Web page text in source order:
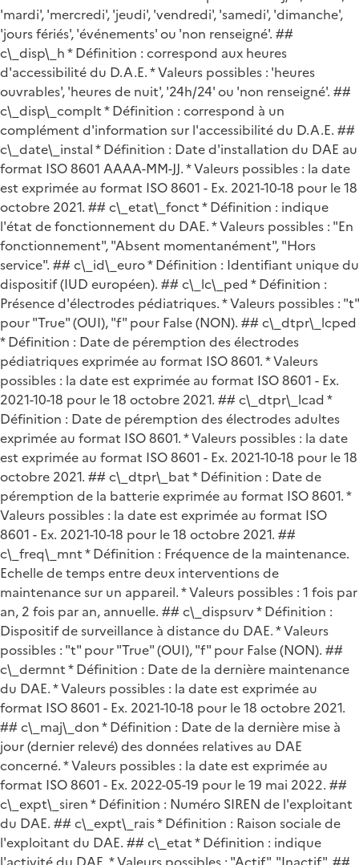
'mardi', 'mercredi', 'jeudi', 'vendredi', 'samedi', 'dimanche',
'jours fériés', 'événements' ou 'non renseigné'. ##
c\_disp\_h * Définition : correspond aux heures
d'accessibilité du D.A.E. * Valeurs possibles : 'heures
ouvrables', 'heures de nuit', '24h/24' ou 'non renseigné'. ##
c\_disp\_complt * Définition : correspond à un
complément d'information sur l'accessibilité du D.A.E. ##
c\_date\_instal * Définition : Date d'installation du DAE au
format ISO 8601 AAAA-MM-JJ. * Valeurs possibles : la date
est exprimée au format ISO 8601 - Ex. 2021-10-18 pour le 18
octobre 2021. ## c\_etat\_fonct * Définition : indique
l'état de fonctionnement du DAE. * Valeurs possibles : "En
fonctionnement", "Absent momentanément", "Hors
service". ## c\_id\_euro * Définition : Identifiant unique du
dispositif (IUD européen). ## c\_lc\_ped * Définition :
Présence d'électrodes pédiatriques. * Valeurs possibles : "t"
pour "True" (OUI), "f" pour False (NON). ## c\_dtpr\_lcped
* Définition : Date de péremption des électrodes
pédiatriques exprimée au format ISO 8601. * Valeurs
possibles : la date est exprimée au format ISO 8601 - Ex.
2021-10-18 pour le 18 octobre 2021. ## c\_dtpr\_lcad *
Définition : Date de péremption des électrodes adultes
exprimée au format ISO 8601. * Valeurs possibles : la date
est exprimée au format ISO 8601 - Ex. 2021-10-18 pour le 18
octobre 2021. ## c\_dtpr\_bat * Définition : Date de
péremption de la batterie exprimée au format ISO 8601. *
Valeurs possibles : la date est exprimée au format ISO
8601 - Ex. 2021-10-18 pour le 18 octobre 2021. ##
c\_freq\_mnt * Définition : Fréquence de la maintenance.
Echelle de temps entre deux interventions de
maintenance sur un appareil. * Valeurs possibles : 1 fois par
an, 2 fois par an, annuelle. ## c\_dispsurv * Définition :
Dispositif de surveillance à distance du DAE. * Valeurs
possibles : "t" pour "True" (OUI), "f" pour False (NON). ##
c\_dermnt * Définition : Date de la dernière maintenance
du DAE. * Valeurs possibles : la date est exprimée au
format ISO 8601 - Ex. 2021-10-18 pour le 18 octobre 2021.
## c\_maj\_don * Définition : Date de la dernière mise à
jour (dernier relevé) des données relatives au DAE
concerné. * Valeurs possibles : la date est exprimée au
format ISO 8601 - Ex. 2022-05-19 pour le 19 mai 2022. ##
c\_expt\_siren * Définition : Numéro SIREN de l'exploitant
du DAE. ## c\_expt\_rais * Définition : Raison sociale de
l'exploitant du DAE. ## c\_etat * Définition : indique